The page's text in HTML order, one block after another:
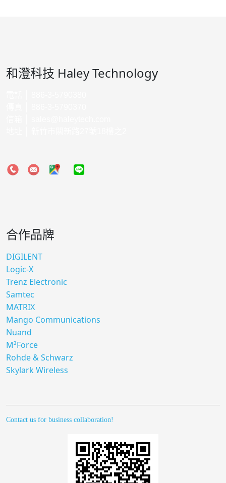
和澄科技 Haley Technology
合作品牌
DIGILENT
Logic-X
Trenz Electronic
Samtec
MATRIX
Mango Communications
Nuand
M³Force
Rohde & Schwarz
Skylark Wireless
Contact us for business collaboration!